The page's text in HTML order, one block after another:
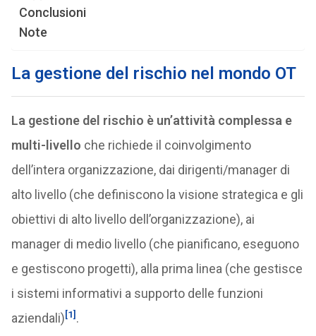
Conclusioni
Note
La gestione del rischio nel mondo OT
La gestione del rischio è un’attività complessa e
multi-livello che richiede il coinvolgimento
dell’intera organizzazione, dai dirigenti/manager di
alto livello (che definiscono la visione strategica e gli
obiettivi di alto livello dell’organizzazione), ai
manager di medio livello (che pianificano, eseguono
e gestiscono progetti), alla prima linea (che gestisce
i sistemi informativi a supporto delle funzioni
aziendali)[1] .